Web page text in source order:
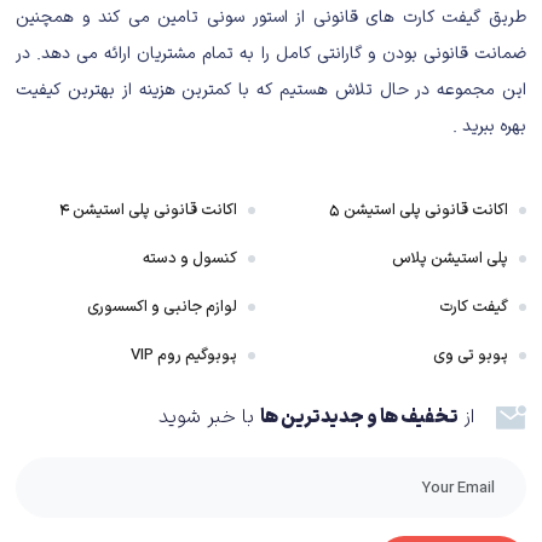
داستان بازی Battlefield V
بخش داستانی Battlefield V، متاسفانه به جمع همان نسخه‌هایی از سری اضافه
می‌شود که در این قسمت وضعیت خیلی خوبی ندارند. وقتی از دور به ایده‌های
تصمیم گرفته تا به ماموریت‌هایی از جنگ جهانی دوم بپردازد که مثل گفته یکی از
شخصیت‌های حاضر در بازی، در کم‌تر کتاب تاریخی می‌توان ردی از آن‌ها پیدا کرد
طریق گیفت کارت های قانونی از استور سونی تامین می کند و همچنین
ضمانت قانونی بودن و گارانتی کامل را به تمام مشتریان ارائه می دهد. در
این مجموعه در حال تلاش هستیم که با کمترین هزینه از بهترین کیفیت
بهره ببرید .
اکانت قانونی پلی استیشن ۵
پلی استیشن پلاس
گیفت کارت
پوبو تی وی
اکانت قانونی پلی استیشن ۴
کنسول و دسته
لوازم جانبی و اکسسوری
پوبوگیم روم VIP
از تخفیف ها و جدیدترین ها با خبر شوید